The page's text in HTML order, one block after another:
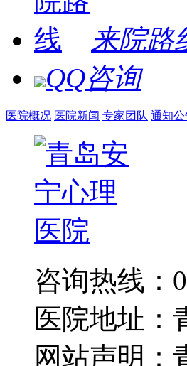
来院路
QQ咨询
医院概况 医院新闻 专家团队 通知公
咨询热线：
医院地址：
网站声明：